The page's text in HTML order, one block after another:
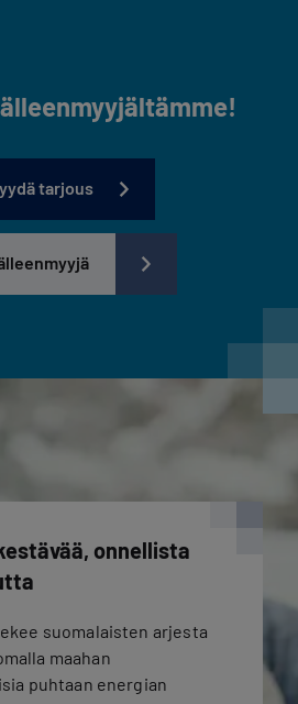
tarjous
onnellista
suomalaisten arjesta
maahan
puhtaan energian